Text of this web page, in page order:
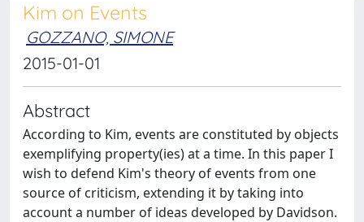
Kim on Events
GOZZANO, SIMONE
2015-01-01
Abstract
According to Kim, events are constituted by objects
exemplifying property(ies) at a time. In this paper I
wish to defend Kim's theory of events from one
source of criticism, extending it by taking into
account a number of ideas developed by Davidson.